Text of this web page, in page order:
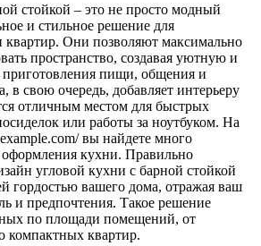
стойкой – это не просто модный
и стильное решение для
Они позволяют максимально
пространство, создавая уютную и
пищи, общения и
в свою очередь, добавляет интерьеру
отличным местом для быстрых
или работы за ноутбуком. На
вы найдете много
кухни. Правильно
угловой кухни с барной стойкой
гордостью вашего дома, отражая ваш
и предпочтения. Такое решение
по площади помещений, от
компактных квартир.